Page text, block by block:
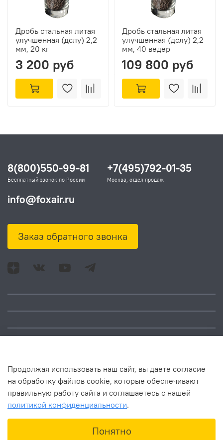
В корзину
Дробь стальная литая
улучшенная (дслу) 2,2
мм, 20 кг
3 200 руб
Дробь стальная литая
улучшенная (дслу) 2,2
мм, 40 ведер
109 800 руб
Адрес: Москва, ул.
8(800)550-99-81
Бесплатный звонок по России
+7(495)792-01-35
Москва, отдел продаж
info@foxair.ru
Заказ обратного звонка
Продолжая использовать наш сайт, вы даете согласие
на обработку файлов cookie, которые обеспечивают
правильную работу сайта и соглашаетесь с нашей
политикой конфиденциальности.
Понятно